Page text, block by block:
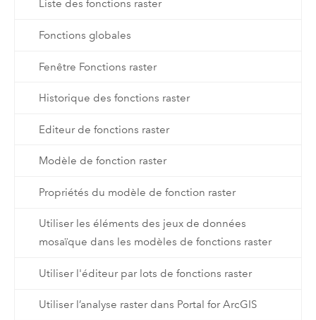
Liste des fonctions raster
Fonctions globales
Fenêtre Fonctions raster
Historique des fonctions raster
Editeur de fonctions raster
Modèle de fonction raster
Propriétés du modèle de fonction raster
Utiliser les éléments des jeux de données
mosaïque dans les modèles de fonctions raster
Utiliser l'éditeur par lots de fonctions raster
Utiliser l’analyse raster dans Portal for ArcGIS